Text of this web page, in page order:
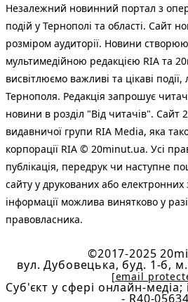
Незалежний новинний портал з
подій у Тернополі та області. Сайт
розміром аудиторії. Новини
мультимедійною редакцією RIA та
висвітлюємо важливі та цікаві
Тернополя. Редакція запрошує
новини в розділ "Від читачів". Сайт
видавничої групи RIA Media, яка
корпорації RIA © 20minut.ua. Усі
публiкацiя, передрук чи наступне
сайту у друкованих або електронних
інформації можлива винятково у
правовласника.
©2017-2025
вул. Дубовецька, буд. 1-б,
[email
Cуб'єкт у сфері онлайн-медіа;
- R40-